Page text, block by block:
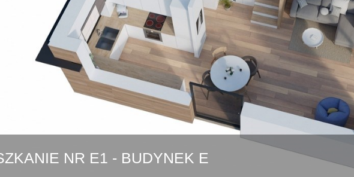
NR E1 - BUDYNEK E